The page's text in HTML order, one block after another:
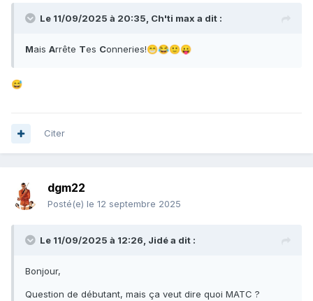
Le 11/09/2025 à 20:35, Ch'ti max a dit :
Mais Arrête Tes Conneries!😁😂🙂😛
😅
Citer
dgm22
Posté(e) le 12 septembre 2025
Le 11/09/2025 à 12:26, Jidéa dit :
Bonjour,
Question de débutant, mais ça veut dire quoi MATC ?